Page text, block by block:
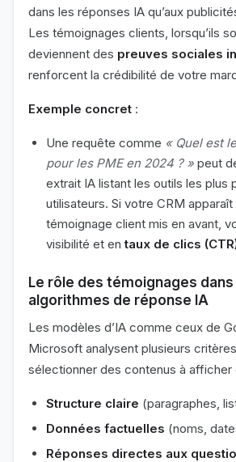
dans les réponses IA qu’aux
Les témoignages clients, lorsqu’ils
deviennent des preuves sociales
renforcent la crédibilité de votre
Exemple concret :
Une requête comme « Quel est
pour les PME en 2024 ? » peut
extrait IA listant les outils les plus
utilisateurs. Si votre CRM apparaît
témoignage client mis en avant,
visibilité et entaux de clics
Le rôle des témoignages dans
algorithmes de réponse IA
Les modèles d’IA comme ceux de
Microsoft analysent plusieurs
sélectionner des contenus à afficher
Structure claire (paragraphes,
Données factuelles (noms,
Réponses directes aux